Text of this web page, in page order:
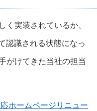
く実装されているか、
認識される状態になっ
がけてきた当社の担当
ホームページリニュー